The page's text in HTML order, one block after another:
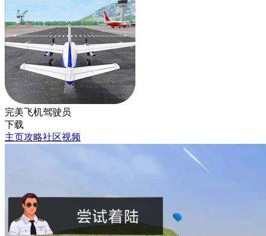
完美飞机驾驶员
下载
主页攻略社区视频